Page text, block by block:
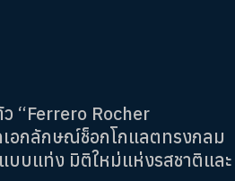
“Ferrero Rocher
เอกลักษณ์ช็อกโกแลตทรงกลม
บบแท่ง มิติใหม่แห่งรสชาติและ